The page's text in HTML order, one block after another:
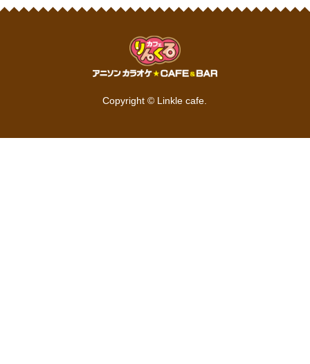
Copyright © Linkle cafe.